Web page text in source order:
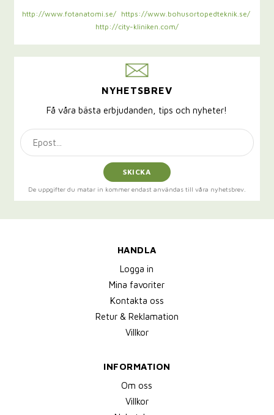
http://www.fotanatomi.se/
https://www.bohusortopedteknik.se/
http://city-kliniken.com/
NYHETSBREV
Få våra bästa erbjudanden, tips och nyheter!
SKICKA
De uppgifter du matar in kommer endast användas till våra nyhetsbrev.
HANDLA
Logga in
Mina favoriter
Kontakta oss
Retur & Reklamation
Villkor
INFORMATION
Om oss
Villkor